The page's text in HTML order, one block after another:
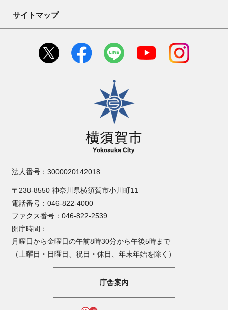
サイトマップ
横須賀市
法人番号：3000020142018
〒238-8550 神奈川県横須賀市小川町11
電話番号：046-822-4000
ファクス番号：046-822-2539
開庁時間：
月曜日から金曜日の午前8時30分から午後5時まで
（土曜日・日曜日、祝日・休日、年末年始を除く）
庁舎案内